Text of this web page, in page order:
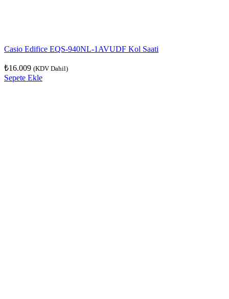
Casio Edifice EQS-940NL-1AVUDF Kol Saati
₺16.009 (KDV Dahil)
Sepete Ekle